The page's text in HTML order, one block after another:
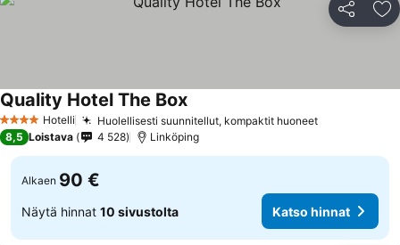
Jaa
4 Tähtiluokitus
Hotelli Huolellisesti suunnitellut, kompaktit huoneet
Quality Hotel The Box
8,5 Loistava 4 528 Linköping
Alkaen 90 €
Näytä hinnat 10 sivustolta Katso hinnat